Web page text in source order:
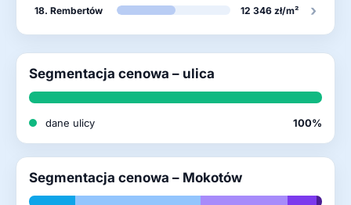
18. Rembertów 12 346 zł/m² ›
Segmentacja cenowa – ulica
dane ulicy 100%
Segmentacja cenowa – Mokotów